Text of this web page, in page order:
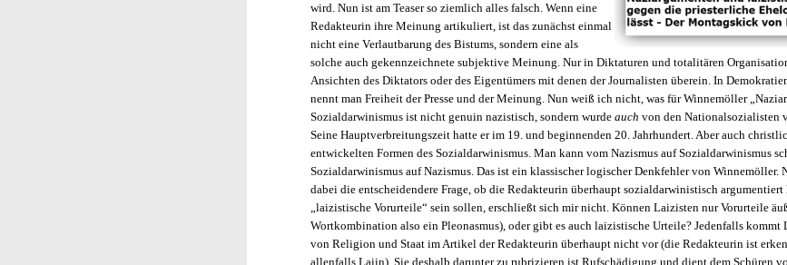
wird. Nun ist am Teaser so ziemlich alles falsch. Wenn eine
Redakteurin ihre Meinung artikuliert, ist das zunächst einmal
nicht eine Verlautbarung des Bistums, sondern eine als
solche auch gekennzeichnete subjektive Meinung. Nur in Diktaturen und totalitären
Ansichten des Diktators oder des Eigentümers mit denen der Journalisten überein. In
nennt man Freiheit der Presse und der Meinung. Nun weiß ich nicht, was für Winnemöller
Sozialdarwinismus ist nicht genuin nazistisch, sondern wurde auch von den Nationalsozialisten
Seine Hauptverbreitungszeit hatte er im 19. und beginnenden 20. Jahrhundert. Aber auch
entwickelten Formen des Sozialdarwinismus. Man kann vom Nazismus auf Sozialdarwinismus
Sozialdarwinismus auf Nazismus. Das ist ein klassischer logischer Denkfehler von Winnemöller.
dabei die entscheidendere Frage, ob die Redakteurin überhaupt sozialdarwinistisch
„laizistische Vorurteile“ sein sollen, erschließt sich mir nicht. Können Laizisten nur Vorurteile
Wortkombination also ein Pleonasmus), oder gibt es auch laizistische Urteile? Jedenfalls kommt
von Religion und Staat im Artikel der Redakteurin überhaupt nicht vor (die Redakteurin ist
allenfalls Laiin). Sie deshalb darunter zu rubrizieren ist Rufschädigung und dient dem Schüren